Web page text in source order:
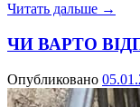
Читать дальше →
ЧИ ВАРТО
Опубликовано